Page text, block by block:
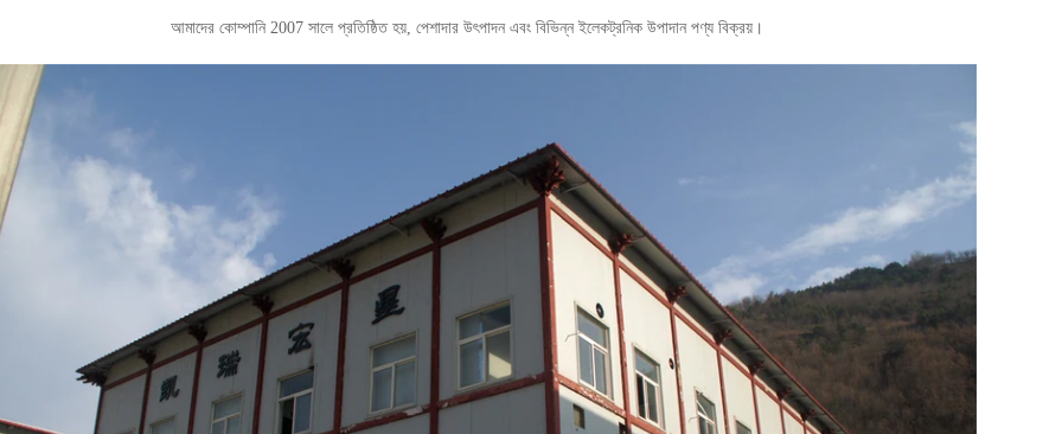
আমাদের কোম্পানি 2007 সালে প্রতিষ্ঠিত হয়, পেশাদার উৎপাদন এবং বিভিন্ন ইলেকট্রনিক উপাদান পণ্য বিক্রয়।